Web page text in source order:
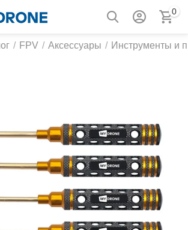
0
/ FPV / Аксессуары / Инструменты и